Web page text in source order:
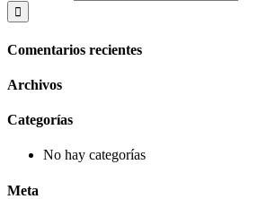
Comentarios recientes
Archivos
Categorías
No hay categorías
Meta